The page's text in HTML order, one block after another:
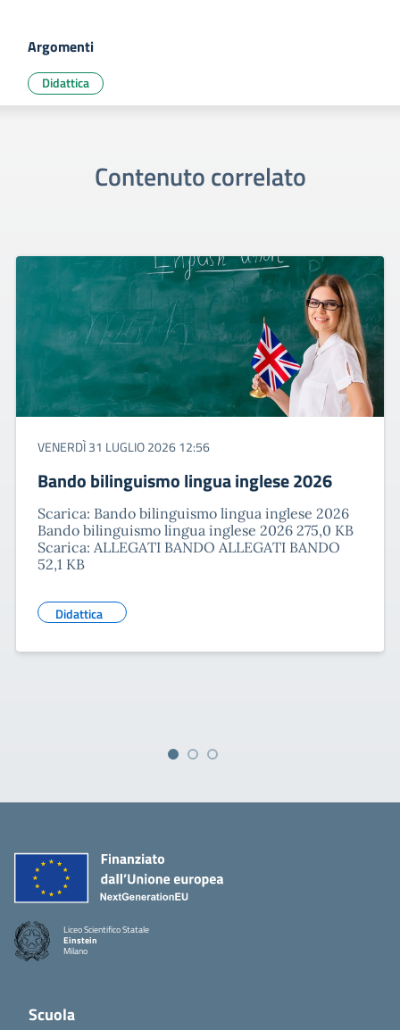
Argomenti
Didattica
Contenuto correlato
VENERDÌ 31 LUGLIO 2026 12:56
Bando bilinguismo lingua inglese 2026
Scarica: Bando bilinguismo lingua inglese 2026
Bando bilinguismo lingua inglese 2026 275,0 KB
Scarica: ALLEGATI BANDO ALLEGATI BANDO
52,1 KB
Didattica
Liceo Scientifico Statale
Einstein
Milano
Scuola